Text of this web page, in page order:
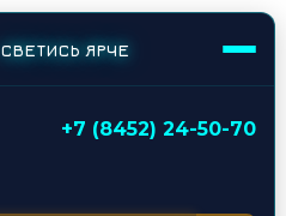
СВЕТИСЬ ЯРЧЕ
+7 (8452) 24-50-70